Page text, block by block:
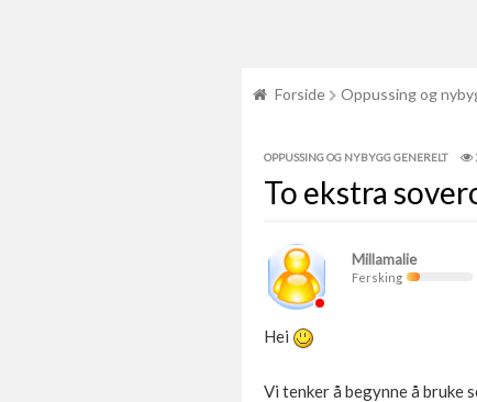
Forside Oppussing og
OPPUSSING OG NYBYGG GENERELT
To ekstra
Millamalie
Fersking
Hei
Vi tenker å begynne å bruke